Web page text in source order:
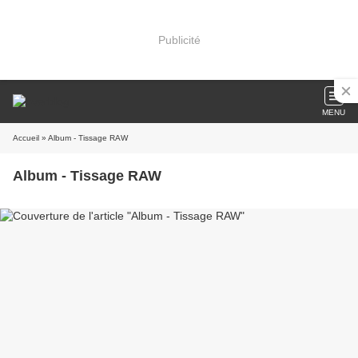
Publicité
MENU
Accueil » Album - Tissage RAW
Album - Tissage RAW